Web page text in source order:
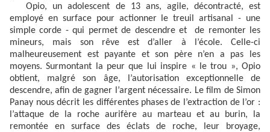
Opio, un adolescent de 13 ans, agile, décontracté, est
employé en surface pour actionner le treuil artisanal - une
simple corde - qui permet de descendre et de remonter les
mineurs, mais son rêve est d’aller à l’école. Celle-ci
malheureusement est payante et son père n’en a pas les
moyens. Surmontant la peur que lui inspire « le trou », Opio
obtient, malgré son âge, l’autorisation exceptionnelle de
descendre, afin de gagner l’argent nécessaire. Le film de Simon
Panay nous décrit les différentes phases de l’extraction de l’or :
l’attaque de la roche aurifère au marteau et au burin, la
remontée en surface des éclats de roche, leur broyage,